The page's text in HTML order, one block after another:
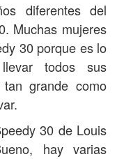
diferentes del
Muchas mujeres
30 porque es lo
todos sus
grande como
30 de Louis
hay varias